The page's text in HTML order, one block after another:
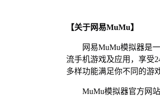
【关于网易MuMu】
网易MuMu模拟器是
流手机游戏及应用，享受
多样功能满足你不同的游
MuMu模拟器官方网站